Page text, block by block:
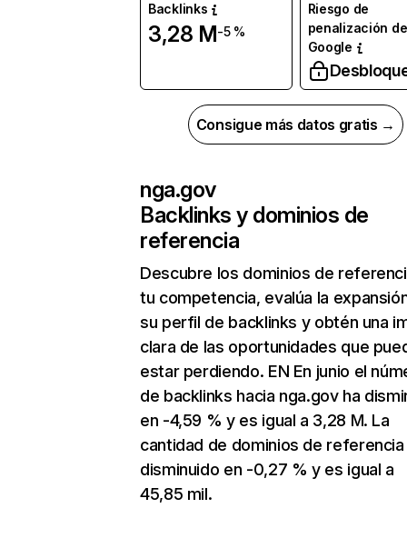
Backlinks
3,28 M-5 %
Riesgo de
penalización de
Google
Consigue más datos gratis →
nga.gov
Backlinks y dominios de
referencia
Descubre los dominios de
tu competencia, evalúa la
su perfil de backlinks y obtén una
clara de las oportunidades que
estar perdiendo. EN En junio el
de backlinks hacia nga.gov ha
en -4,59 % y es igual a 3,28 M. La
cantidad de dominios de referencia
disminuido en -0,27 % y es igual a
45,85 mil.